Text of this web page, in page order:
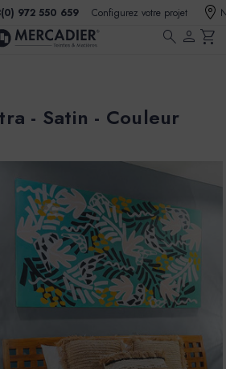
972 550 659 Configurez votre projet
search person shopping_cart
- Satin - Couleur